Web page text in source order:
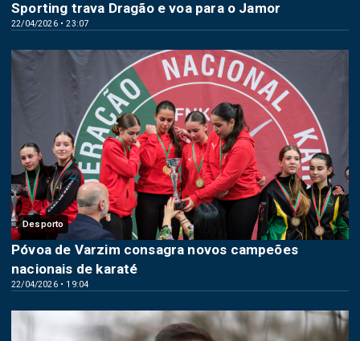
22/04/2026 • 23:07
Sporting trava Dragão e voa para o Jamor
Desporto
22/04/2026 • 19:04
Póvoa de Varzim consagra novos campeões
nacionais de karaté